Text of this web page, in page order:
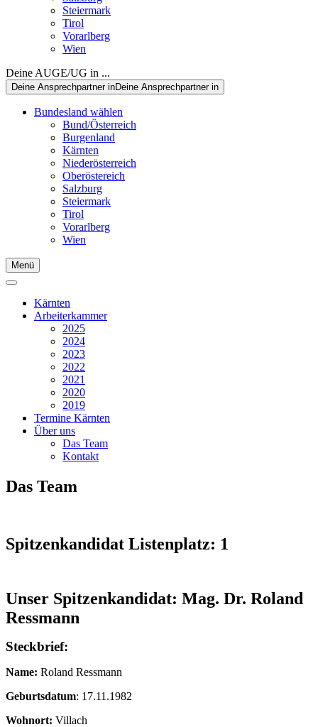
Steiermark
Tirol
Vorarlberg
Wien
Deine AUGE/UG in ...
Deine Ansprechpartner inDeine Ansprechpartner in
Bundesland wählen
Bund/Österreich
Burgenland
Kärnten
Niederösterreich
Oberöstereich
Salzburg
Steiermark
Tirol
Vorarlberg
Wien
Menü
Kärnten
Arbeiterkammer
2025
2024
2023
2022
2021
2020
2019
Termine Kärnten
Über uns
Das Team
Kontakt
Das Team
Spitzenkandidat Listenplatz: 1
Unser Spitzenkandidat: Mag. Dr. Roland
Ressmann
Steckbrief:
Name: Roland Ressmann
Geburtsdatum: 17.11.1982
Wohnort: Villach